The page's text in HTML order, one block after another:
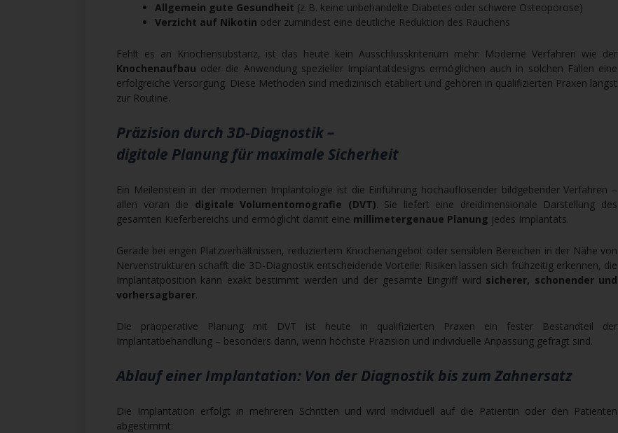
Allgemein gute Gesundheit (z. B. keine unbehandelte Diabetes oder schwere Osteoporose)
Verzicht auf Nikotin oder zumindest eine deutliche Reduktion des Rauchens
Fehlt es an Knochensubstanz, ist das heute kein Ausschlusskriterium mehr: Moderne Verfahren wie der
Knochenaufbau oder die Anwendung spezieller Implantatdesigns ermöglichen auch in solchen Fällen eine
erfolgreiche Versorgung. Diese Methoden sind medizinisch etabliert und gehören in qualifizierten Praxen längst
zur Routine.
Präzision durch 3D-Diagnostik –
digitale Planung für maximale Sicherheit
Ein Meilenstein in der modernen Implantologie ist die Einführung hochauflösender bildgebender Verfahren –
allen voran die digitale Volumentomografie (DVT). Sie liefert eine dreidimensionale Darstellung des
gesamten Kieferbereichs und ermöglicht damit eine millimetergenaue Planung jedes Implantats.
Gerade bei engen Platzverhältnissen, reduziertem Knochenangebot oder sensiblen Bereichen in der Nähe von
Nervenstrukturen schafft die 3D-Diagnostik entscheidende Vorteile: Risiken lassen sich frühzeitig erkennen, die
Implantatposition kann exakt bestimmt werden und der gesamte Eingriff wird sicherer, schonender und
vorhersagbarer.
Die präoperative Planung mit DVT ist heute in qualifizierten Praxen ein fester Bestandteil der
Implantatbehandlung – besonders dann, wenn höchste Präzision und individuelle Anpassung gefragt sind.
Ablauf einer Implantation: Von der Diagnostik bis zum Zahnersatz
Die Implantation erfolgt in mehreren Schritten und wird individuell auf die Patientin oder den Patienten
abgestimmt: